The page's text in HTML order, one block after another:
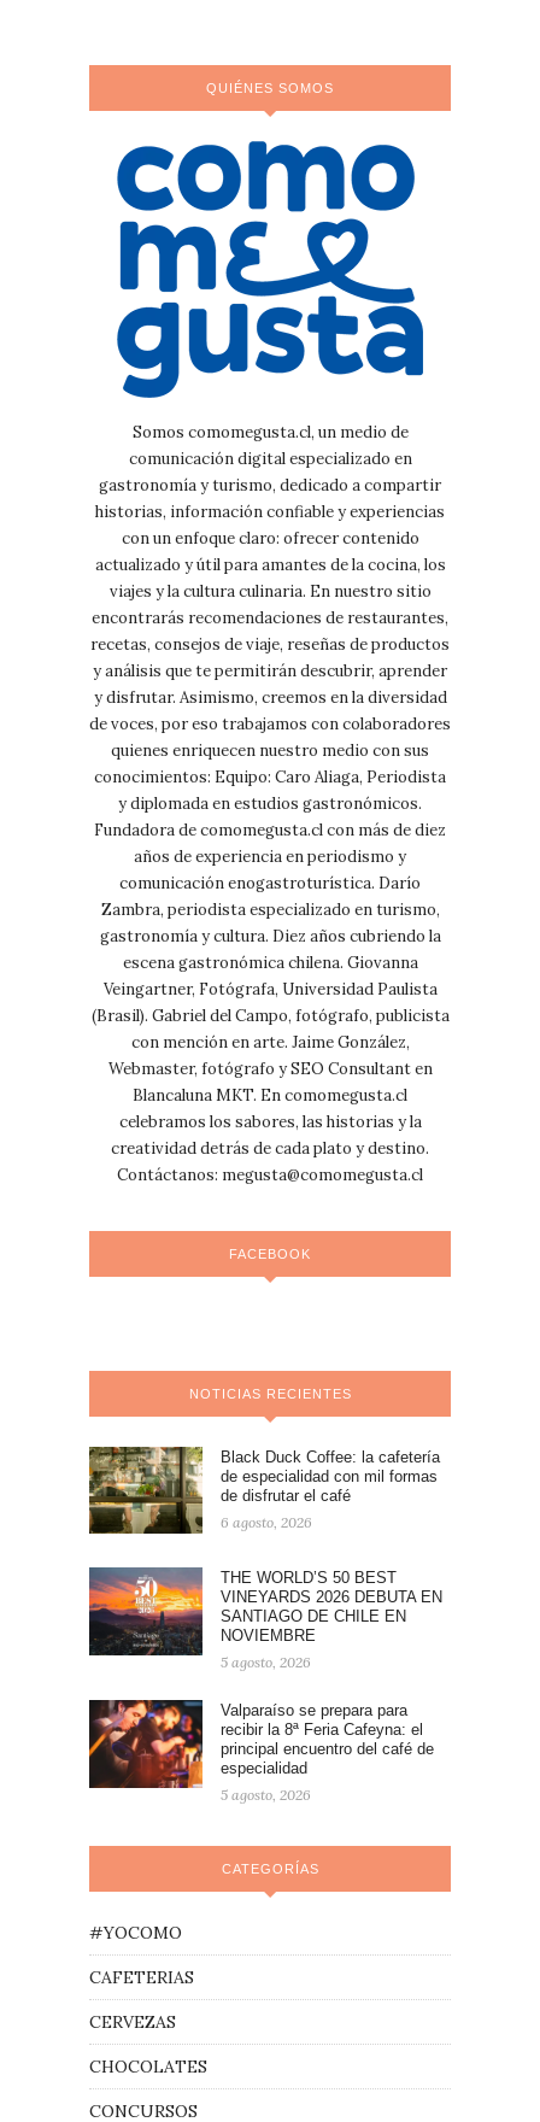
QUIÉNES SOMOS
Somos comomegusta.cl, un medio de
comunicación digital especializado en
gastronomía y turismo, dedicado a compartir
historias, información confiable y experiencias
con un enfoque claro: ofrecer contenido
actualizado y útil para amantes de la cocina, los
viajes y la cultura culinaria. En nuestro sitio
encontrarás recomendaciones de restaurantes,
recetas, consejos de viaje, reseñas de productos
y análisis que te permitirán descubrir, aprender
y disfrutar. Asimismo, creemos en la diversidad
de voces, por eso trabajamos con colaboradores
quienes enriquecen nuestro medio con sus
conocimientos: Equipo: Caro Aliaga, Periodista
y diplomada en estudios gastronómicos.
Fundadora de comomegusta.cl con más de diez
años de experiencia en periodismo y
comunicación enogastroturística. Darío
Zambra, periodista especializado en turismo,
gastronomía y cultura. Diez años cubriendo la
escena gastronómica chilena. Giovanna
Veingartner, Fotógrafa, Universidad Paulista
(Brasil). Gabriel del Campo, fotógrafo, publicista
con mención en arte. Jaime González,
Webmaster, fotógrafo y SEO Consultant en
Blancaluna MKT. En comomegusta.cl
celebramos los sabores, las historias y la
creatividad detrás de cada plato y destino.
Contáctanos: megusta@comomegusta.cl
FACEBOOK
NOTICIAS RECIENTES
Black Duck Coffee: la cafetería
de especialidad con mil formas
de disfrutar el café
6 agosto, 2026
THE WORLD’S 50 BEST
VINEYARDS 2026 DEBUTA EN
SANTIAGO DE CHILE EN
NOVIEMBRE
5 agosto, 2026
Valparaíso se prepara para
recibir la 8ª Feria Cafeyna: el
principal encuentro del café de
especialidad
5 agosto, 2026
CATEGORÍAS
#YOCOMO
CAFETERIAS
CERVEZAS
CHOCOLATES
CONCURSOS